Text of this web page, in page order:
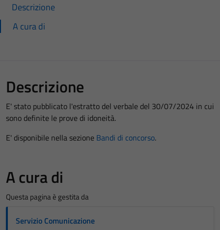
Descrizione
A cura di
Descrizione
E' stato pubblicato l'estratto del verbale del 30/07/2024 in cui
sono definite le prove di idoneità.
E' disponibile nella sezione Bandi di concorso.
A cura di
Questa pagina è gestita da
Servizio Comunicazione